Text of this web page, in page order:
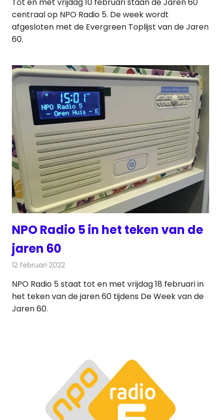
centraal op NPO Radio 5. De week wordt
afgesloten met de Evergreen Toplijst van de Jaren
60.
NPO Radio 5 in het teken van de
jaren 60
12 februari 2022
NPO Radio 5 staat tot en met vrijdag 18 februari in
het teken van de jaren 60 tijdens De Week van de
Jaren 60.